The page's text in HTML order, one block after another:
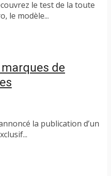
le test de la toute
le modèle...
de
la publication d’un